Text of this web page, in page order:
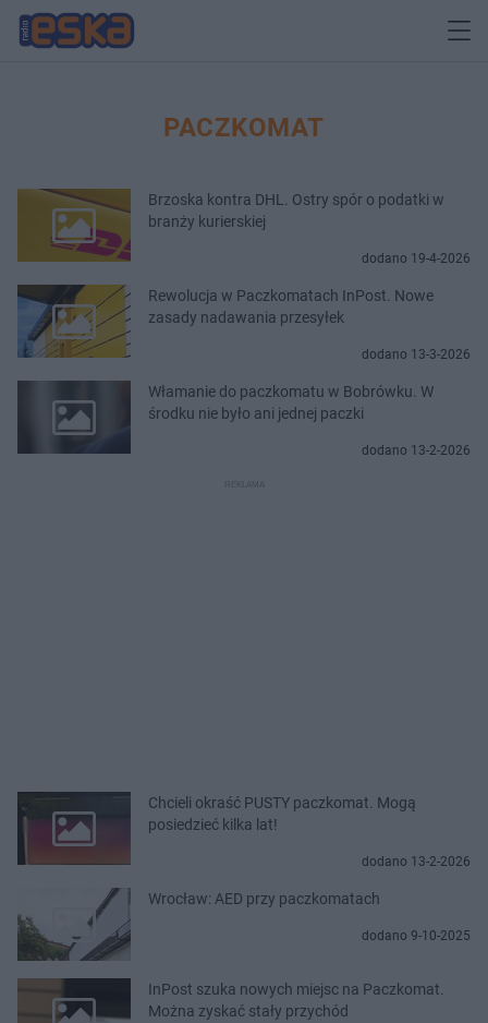
PACZKOMAT
Brzoska kontra DHL. Ostry spór o podatki w
branży kurierskiej
dodano 19-4-2026
Rewolucja w Paczkomatach InPost. Nowe
zasady nadawania przesyłek
dodano 13-3-2026
Włamanie do paczkomatu w Bobrówku. W
środku nie było ani jednej paczki
dodano 13-2-2026
Chcieli okraść PUSTY paczkomat. Mogą
posiedzieć kilka lat!
dodano 13-2-2026
Wrocław: AED przy paczkomatach
dodano 9-10-2025
InPost szuka nowych miejsc na Paczkomat.
Można zyskać stały przychód